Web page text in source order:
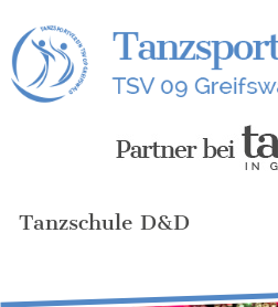
Zum
Inhalt
Tanzschule D&D